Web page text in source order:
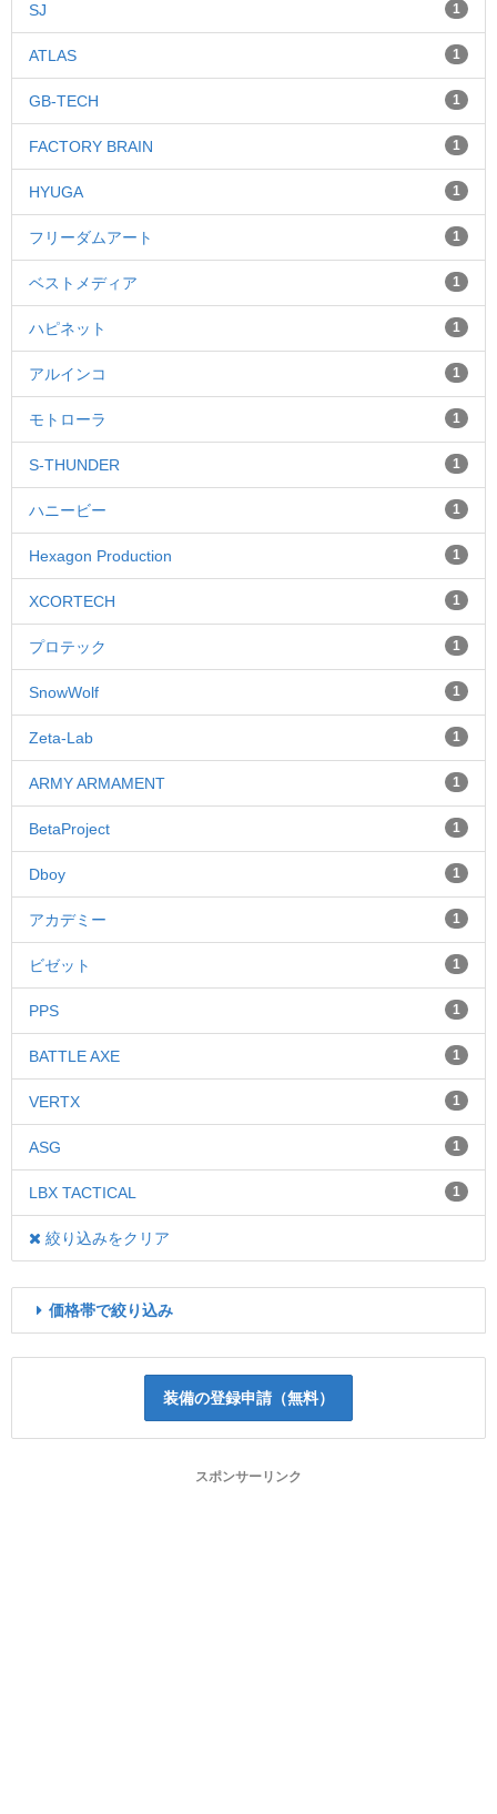
SJ 1
ATLAS 1
GB-TECH 1
FACTORY BRAIN 1
HYUGA 1
フリーダムアート 1
ベストメディア 1
ハピネット 1
アルインコ 1
モトローラ 1
S-THUNDER 1
ハニービー 1
Hexagon Production 1
XCORTECH 1
プロテック 1
SnowWolf 1
Zeta-Lab 1
ARMY ARMAMENT 1
BetaProject 1
Dboy 1
アカデミー 1
ビゼット 1
PPS 1
BATTLE AXE 1
VERTX 1
ASG 1
LBX TACTICAL 1
絞り込みをクリア
価格帯で絞り込み
装備の登録申請（無料）
スポンサーリンク